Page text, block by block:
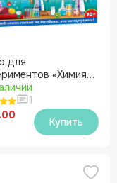
для
«Химия
1
Купить